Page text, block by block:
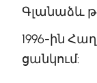
Գլանաձև
1996-ին
ցանկում: